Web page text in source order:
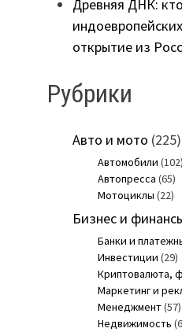
Древняя ДНК:
открытие из
Рубрики
Авто и мото (225)
Автомобили (102)
Автопресса (65)
Мотоциклы (22)
Бизнес и
Банки и
Инвестиции (29)
Криптовалюта,
Маркетинг и
Менеджмент(57)
Недвижимость